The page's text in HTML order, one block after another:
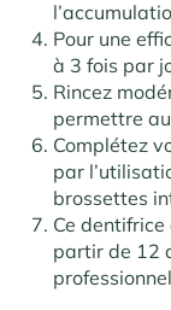
Pour une
à 3 fois par
Rincez
permettre
Complétez
par
brossettes
Ce
partir de 12